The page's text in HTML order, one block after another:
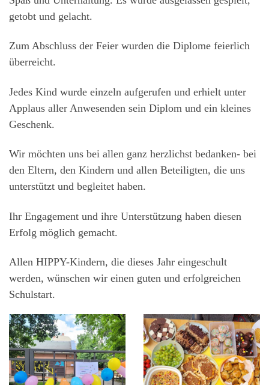
getobt und gelacht.
Zum Abschluss der Feier wurden die Diplome feierlich
überreicht.
Jedes Kind wurde einzeln aufgerufen und erhielt unter
Applaus aller Anwesenden sein Diplom und ein kleines
Geschenk.
Wir möchten uns bei allen ganz herzlichst bedanken- bei
den Eltern, den Kindern und allen Beteiligten, die uns
unterstützt und begleitet haben.
Ihr Engagement und ihre Unterstützung haben diesen
Erfolg möglich gemacht.
Allen HIPPY-Kindern, die dieses Jahr eingeschult
werden, wünschen wir einen guten und erfolgreichen
Schulstart.